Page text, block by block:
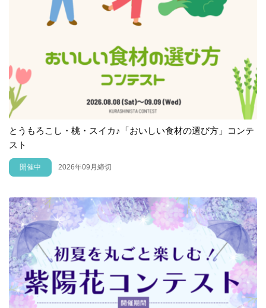
とうもろこし・桃・スイカ♪「おいしい食材の選び方」コンテ
スト
開催中 2026年09月締切